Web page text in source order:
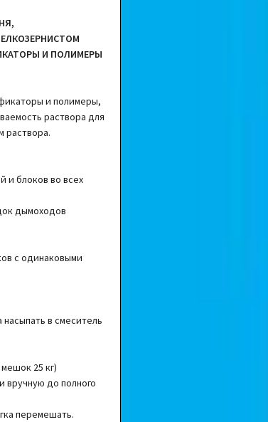
И ПОЛИМЕРЫ
и полимеры,
раствора для
раствора.
и блоков во всех
дымоходов
с одинаковыми
в смеситель
25 кг)
вручную до полного
перемешать.